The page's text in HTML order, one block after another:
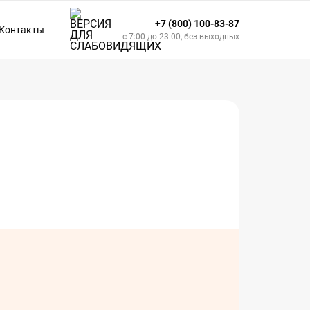
Контакты
+7 (800) 100-83-87
с 7:00 до 23:00, без выходных